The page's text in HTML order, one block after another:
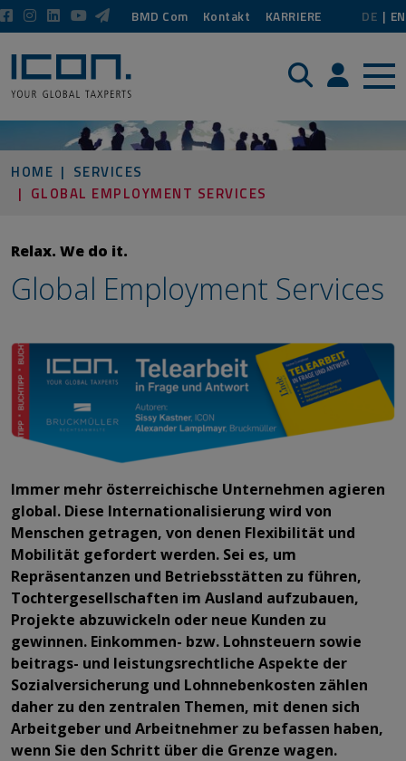
BMD Com Kontakt KARRIERE DE EN
Suche Login /
HOME
SERVICES
GLOBAL EMPLOYMENT SERVICES
Relax. We do it.
Global Employment Services
Immer mehr österreichische Unternehmen agieren
global. Diese Internationalisierung wird von
Menschen getragen, von denen Flexibilität und
Mobilität gefordert werden. Sei es, um
Repräsentanzen und Betriebsstätten zu führen,
Tochtergesellschaften im Ausland aufzubauen,
Projekte abzuwickeln oder neue Kunden zu
gewinnen. Einkommen- bzw. Lohnsteuern sowie
beitrags- und leistungsrechtliche Aspekte der
Sozialversicherung und Lohnnebenkosten zählen
daher zu den zentralen Themen, mit denen sich
Arbeitgeber und Arbeitnehmer zu befassen haben,
wenn Sie den Schritt über die Grenze wagen.